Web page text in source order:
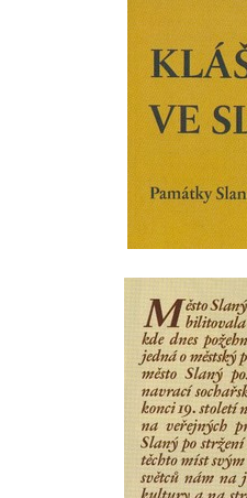
Flamingo trůn v ZOO Hluboká
Lavička Kůň Převalského v ZOO Hluboká
Lysá nad Labem, barokní město Šporkovo
Socha Opičákovník v ZOO Hluboká
Socha Mystik v ZOO Hluboká
Reliéf Rodina a práce na budově záložny
Socha Jana Valeria Jirsíka u Černé věže v
Socha Krista klesajícího pod křížem u
kostela svatého Mikuláše v Českých
Socha svatého Jana Nepomuckého u
kostela svaté Rodiny v Českých